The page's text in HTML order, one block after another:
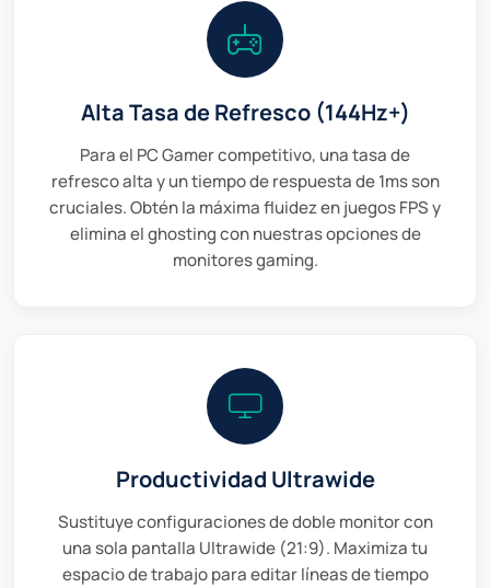
Alta Tasa de Refresco (144Hz+)
Para el PC Gamer competitivo, una tasa de
refresco alta y un tiempo de respuesta de 1ms son
cruciales. Obtén la máxima fluidez en juegos FPS y
elimina el ghosting con nuestras opciones de
monitores gaming.
Productividad Ultrawide
Sustituye configuraciones de doble monitor con
una sola pantalla Ultrawide (21:9). Maximiza tu
espacio de trabajo para editar líneas de tiempo